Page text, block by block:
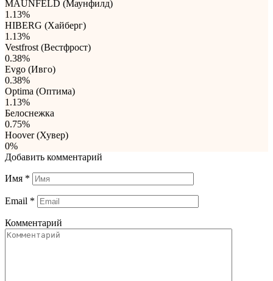
MAUNFELD (Маунфилд)
1.13%
HIBERG (Хайберг)
1.13%
Vestfrost (Вестфрост)
0.38%
Evgo (Ивго)
0.38%
Optima (Оптима)
1.13%
Белоснежка
0.75%
Hoover (Хувер)
0%
Добавить комментарий
Имя *
Email *
Комментарий